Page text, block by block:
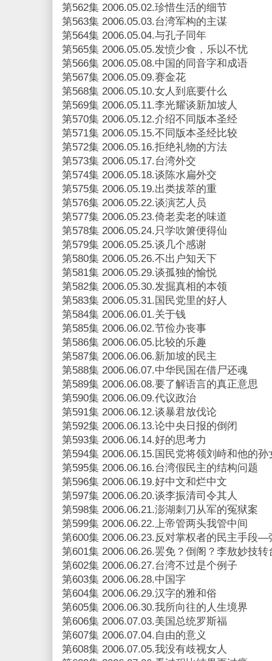
第562集 2006.05.02.珍惜生活的细节
第563集 2006.05.03.台湾军构的主谋
第564集 2006.05.04.与孔子同年
第565集 2006.05.05.发愤少食，乐以不忧
第566集 2006.05.08.中国的同音字和成语
第567集 2006.05.09.赛金花
第568集 2006.05.10.女人到底要什么
第569集 2006.05.11.李光耀谈新加坡人
第570集 2006.05.12.介绍不同版本圣经
第571集 2006.05.15.不同版本圣经比较
第572集 2006.05.16.拒绝礼物的方法
第573集 2006.05.17.台湾外交
第574集 2006.05.18.谈陈水扁外交
第575集 2006.05.19.出类拔萃的重
第576集 2006.05.22.谈演艺人员
第577集 2006.05.23.倚老卖老的味道
第578集 2006.05.24.只学吹箫便得仙
第579集 2006.05.25.谈几个感谢
第580集 2006.05.26.不出户知天下
第581集 2006.05.29.谈孤独的愉悦
第582集 2006.05.30.发掘真相的本领
第583集 2006.05.31.国民党里的好人
第584集 2006.06.01.关于钱
第585集 2006.06.02.节俭办丧事
第586集 2006.06.05.比较的乐趣
第587集 2006.06.06.新加坡的民主
第588集 2006.06.07.中华民国在借尸还魂
第589集 2006.06.08.要了解语言的真正意思
第590集 2006.06.09.代议政治
第591集 2006.06.12.谈暴君放伐论
第592集 2006.06.13.论中央日报的倒闭
第593集 2006.06.14.好的思考力
第594集 2006.06.15.国民党将领刘峙和他的孙
第595集 2006.06.16.台湾假民主的结构问题
第596集 2006.06.19.好中文和烂中文
第597集 2006.06.20.谈李振清司令其人
第598集 2006.06.21.澎湖刺刀从军的冤狱案
第599集 2006.06.22.上帝管两头我管中间
第600集 2006.06.23.反对掌权者的民主手段—
第601集 2006.06.26.罢免？倒阁？李敖妙技转
第602集 2006.06.27.台湾不过是个例子
第603集 2006.06.28.中国字
第604集 2006.06.29.汉字的雅和俗
第605集 2006.06.30.我所向往的人生境界
第606集 2006.07.03.美国总统罗斯福
第607集 2006.07.04.自由的意义
第608集 2006.07.05.我没有歧视女人